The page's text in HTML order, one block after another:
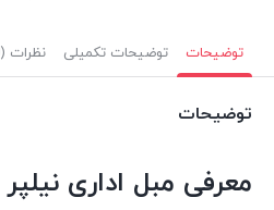
توضیحات توضیحات تکمیلی نظرات (0)
توضیحات
معرفی مبل اداری نیلپر OSS776N2